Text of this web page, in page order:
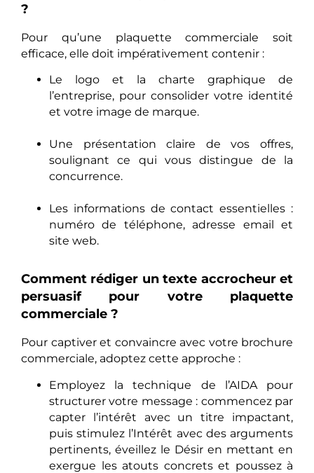
?
Pour qu’une plaquette commerciale soit
efficace, elle doit impérativement contenir :
Le logo et la charte graphique de
l’entreprise, pour consolider votre identité
et votre image de marque.
Une présentation claire de vos offres,
soulignant ce qui vous distingue de la
concurrence.
Les informations de contact essentielles :
numéro de téléphone, adresse email et
site web.
Comment rédiger un texte accrocheur et
persuasif pour votre plaquette
commerciale ?
Pour captiver et convaincre avec votre brochure
commerciale, adoptez cette approche :
Employez la technique de l’AIDA pour
structurer votre message : commencez par
capter l’intérêt avec un titre impactant,
puis stimulez l’Intérêt avec des arguments
pertinents, éveillez le Désir en mettant en
exergue les atouts concrets et poussez à